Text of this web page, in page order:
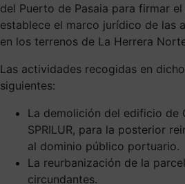
del Puerto de Pasaia para firmar
establece el marco jurídico de las
en los terrenos de La Herrera
Las actividades recogidas en
siguientes:
La demolición del edificio de
SPRILUR, para la posterior
al dominio público portuario.
La reurbanización de la
circundantes.